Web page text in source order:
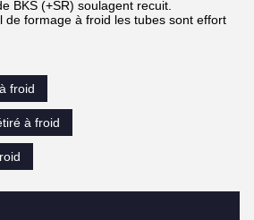
BKS (+SR) soulagent recuit.
de formage à froid les tubes sont effort
froid
à froid